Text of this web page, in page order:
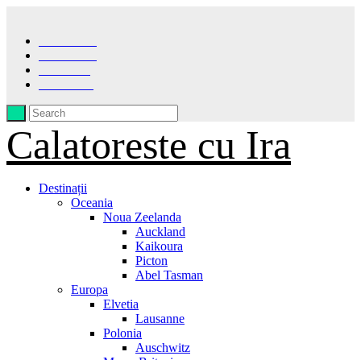
Calatoreste cu Ira
Destinații
Oceania
Noua Zeelanda
Auckland
Kaikoura
Picton
Abel Tasman
Europa
Elvetia
Lausanne
Polonia
Auschwitz